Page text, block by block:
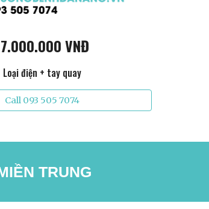
VNĐ
Loại điện + tay quay
Call 093 505 7074
TRUNG